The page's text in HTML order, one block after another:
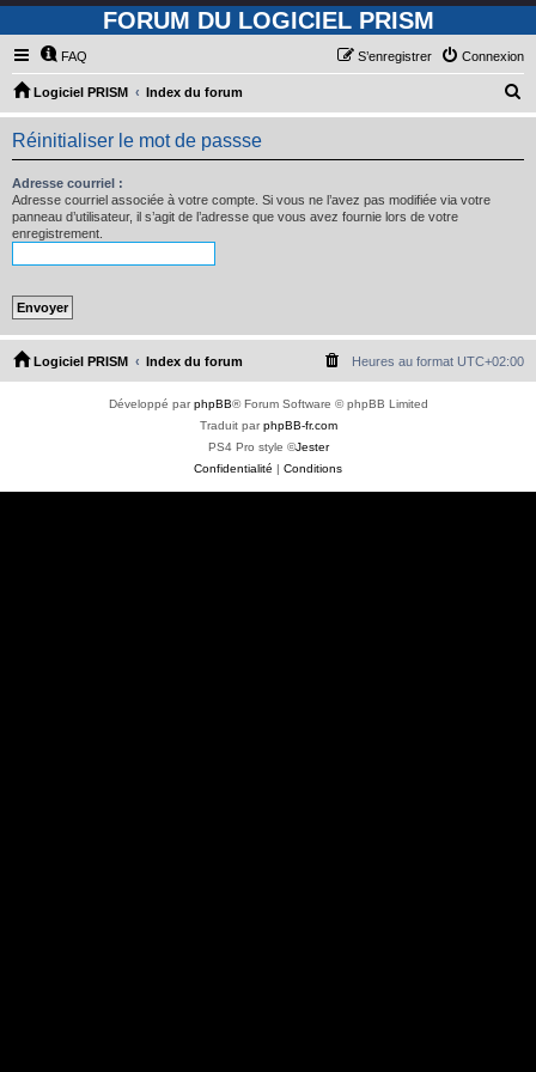
FORUM DU LOGICIEL PRISM
FAQ Connexion
S’enregistrer
Logiciel PRISM Index du forum
e
Réinitialiser le mot de passse
Adresse courriel :
Adresse courriel associée à votre compte. Si vous ne l’avez pas modifiée via votre
panneau d’utilisateur, il s’agit de l’adresse que vous avez fournie lors de votre
enregistrement.
Logiciel PRISM Index du forum Heures au format UTC+02:00
Développé parphpBB® Forum Software © phpBB Limited
Traduit parphpBB-fr.com
PS4 Pro style ©Jester
Confidentialité | Conditions